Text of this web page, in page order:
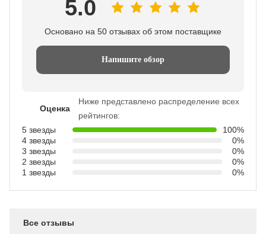
5.0
Основано на 50 отзывах об этом поставщике
Напишите обзор
Оценка
Ниже представлено распределение всех
рейтингов:
5 звезды
100%
4 звезды
0%
3 звезды
0%
2 звезды
0%
1 звезды
0%
Все отзывы